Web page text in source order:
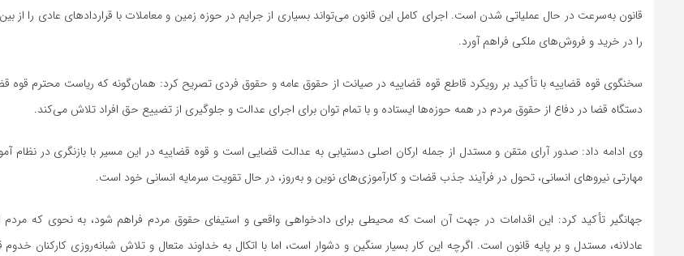
قانون به‌سرعت در حال عملیاتی شدن است. اجرای کامل این قانون می‌تواند بسیاری از جرایم در حوزه زمین و معاملات با قراردادهای عادی را از
را در خرید و فروش‌های ملکی فراهم آورد.
سخنگوی قوه قضاییه با تأکید بر رویکرد قاطع قوه قضاییه در صیانت از حقوق عامه و حقوق فردی تصریح کرد: همان‌گونه که ریاست محترم قوه
دستگاه قضا در دفاع از حقوق مردم در همه حوزه‌ها ایستاده و با تمام توان برای اجرای عدالت و جلوگیری از تضییع حق افراد تلاش می‌کند.
وی ادامه داد: صدور آرای متقن و مستدل از جمله ارکان اصلی دستیابی به عدالت قضایی است و قوه قضاییه در این مسیر با بازنگری در نظام
مهارتی نیروهای انسانی، تحول در فرآیند جذب قضات و کارآموزی‌های نوین و به‌روز، در حال تقویت سرمایه انسانی خود است.
جهانگیر تأکید کرد: این اقدامات در جهت آن است که محیطی برای دادخواهی واقعی و استیفای حقوق مردم فراهم شود، به نحوی که
عادلانه، مستدل و بر پایه قانون است. اگرچه این کار بسیار سنگین و دشوار است، اما با اتکال به خداوند متعال و تلاش شبانه‌روزی کارکنان خدوم